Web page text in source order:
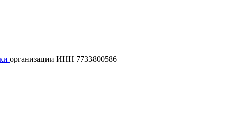
организации ИНН 7733800586